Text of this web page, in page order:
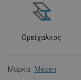
Ορείχαλκος
Μάρκα: Mexen